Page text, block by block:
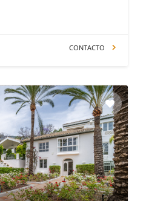
CONTACTO